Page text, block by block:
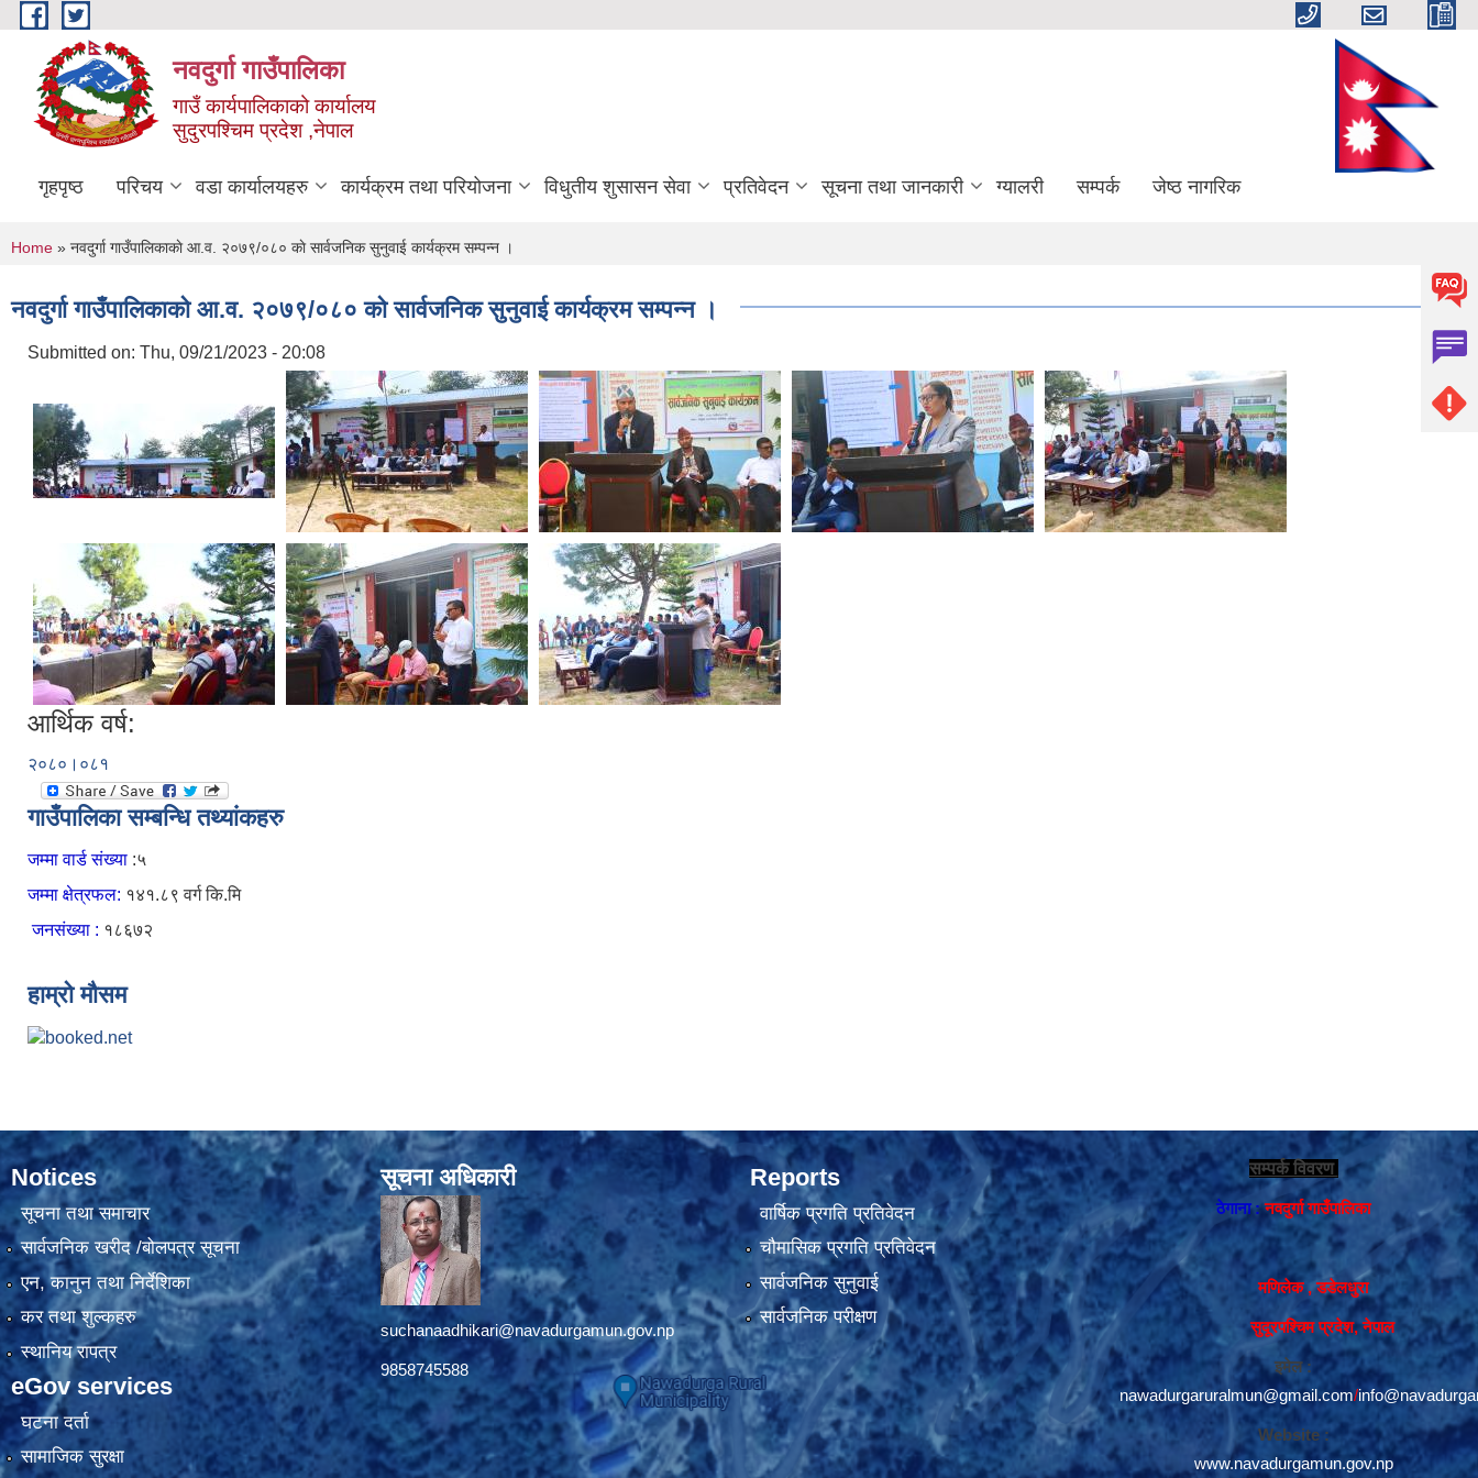
Skip to main content
नवदुर्गा गाउँपालिका
गाउँ कार्यपालिकाको कार्यालय
सुदुरपश्चिम प्रदेश ,नेपाल
गृहपृष्ठ परिचय वडा कार्यालयहरु कार्यक्रम तथा परियोजना विधुतीय शुसासन सेवा प्रतिवेदन सूचना तथा जानकारी ग्यालरी सम्पर्क जेष्ठ नागरिक
You are here
Home » नवदुर्गा गाउँपालिकाकाे आ.व. २०७९/०८० काे सार्वजनिक सुनुवाई कार्यक्रम सम्पन्न ।
नवदुर्गा गाउँपालिकाकाे आ.व. २०७९/०८० काे सार्वजनिक सुनुवाई कार्यक्रम सम्पन्न ।
Submitted on: Thu, 09/21/2023 - 20:08
आर्थिक वर्ष:
२०८०।०८१
गाउँपालिका सम्बन्धि तथ्यांकहरु
जम्मा वार्ड संख्या :५
जम्मा क्षेत्रफल: १४१.८९ वर्ग कि.मि
जनसंख्या : १८६७२
हाम्रो मौसम
Notices
सूचना तथा समाचार
सार्वजनिक खरीद /बोलपत्र सूचना
एन, कानुन तथा निर्देशिका
कर तथा शुल्कहरु
स्थानिय रापत्र
eGov services
घटना दर्ता
सामाजिक सुरक्षा
सूचना अधिकारी
suchanaadhikari@navadurgamun.gov.np
9858745588
Reports
वार्षिक प्रगति प्रतिवेदन
चौमासिक प्रगति प्रतिवेदन
सार्वजनिक सुनुवाई
सार्वजनिक परीक्षण
सम्पर्क विवरण
ठेगाना :नवदुर्गा गाउँपालिका
मणिलेक , डडेलधुरा
सुदूरपश्चिम प्रदेश, नेपाल
इमेल :
nawadurgaruralmun@gmail.com/
Website :
www.navadurgamun.gov.np